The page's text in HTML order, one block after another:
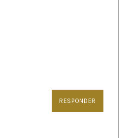
RESPONDER